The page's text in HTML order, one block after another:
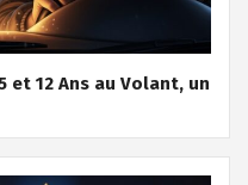
et 12 Ans au Volant, un